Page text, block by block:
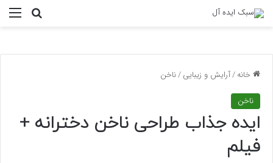
خانه/آرایش و زیبایی/ناخن
ناخن
ایده جذاب طراحی ناخن دخترانه +
فیلم